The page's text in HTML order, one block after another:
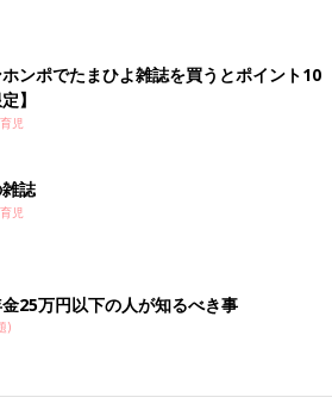
ンポでたまひよ雑誌を買うとポイント10
】
児
誌
児
25万円以下の人が知るべき事
)